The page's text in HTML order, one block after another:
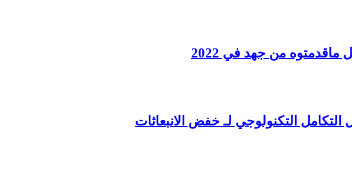
من جهد في 2022
التكامل التكنولوجي لـ خفض الانبعاثات